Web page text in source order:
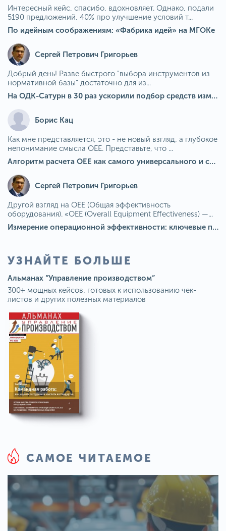
Интересный кейс, спасибо, вдохновляет. Однако, подали
5190 предложений, 40% про улучшение условий т...
По идейным соображениям: «Фабрика идей» на МГОКе
Сергей Петрович Григорьев
Добрый день! Разве быстрого "выбора инструментов из
нормативной базы" достаточно для из...
На ОДК-Сатурн в 30 раз ускорили подбор средств измерения для контроля качества продукции
Борис Кац
Как мне представляется, это - не новый взгляд, а глубокое
непонимание смысла OEE. Представьте, что ...
Алгоритм расчета ОЕЕ как самого универсального и современного показателя эффективности оборудования в мире
Сергей Петрович Григорьев
Другой взгляд на OEE (Общая эффективность
оборудования). «OEE (Overall Equipment Effectiveness) —...
Измерение операционной эффективности: ключевые показатели для непрерывного совершенствования
УЗНАЙТЕ БОЛЬШЕ
Альманах “Управление производством”
300+ мощных кейсов, готовых к использованию чек-
листов и других полезных материалов
САМОЕ ЧИТАЕМОЕ